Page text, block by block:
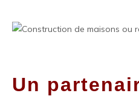
Un